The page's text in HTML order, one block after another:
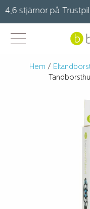
stjärnor på
Hem /